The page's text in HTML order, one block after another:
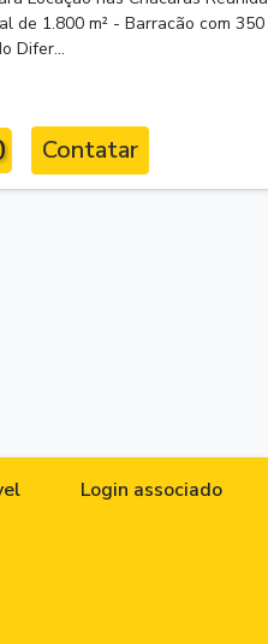
de 1.800 m² - Barracão com
Difer...
Contatar
Login associado